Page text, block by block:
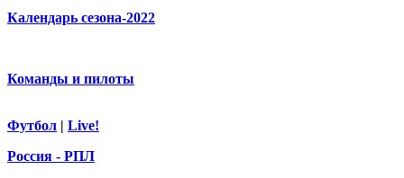
Календарь сезона-2022
Команды и пилоты
Футбол | Live!
Россия - РПЛ